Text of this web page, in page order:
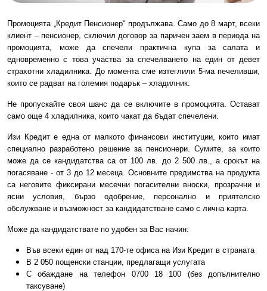
Промоцията „Кредит Пенсионер“ продължава. Само до 8 март, всеки
клиент – пенсионер, сключил договор за паричен заем в периода на
промоцията, може да спечели практична купа за салата и
едновременно с това участва за спечелването на един от девет
страхотни хладилника. До момента сме изтеглили 5-ма печеливши,
които се радват на големия подарък – хладилник.
Не пропускайте своя шанс да се включите в промоцията. Остават
само още 4 хладилника, които чакат да бъдат спечелени.
Изи Кредит е една от малкото финансови институции, които имат
специално разработено решение за пенсионери. Сумите, за които
може да се кандидатства са от 100 лв. до 2 500 лв., а срокът на
погасяване - от 3 до 12 месеца. Основните предимства на продукта
са неговите фиксирани месечни погасителни вноски, прозрачни и
ясни условия, бързо одобрение, персонално и приятелско
обслужване и възможност за кандидатстване само с лична карта.
Може да кандидатствате по удобен за Вас начин:
Във всеки един от над 170-те офиса на Изи Кредит в страната
В 2 050 пощенски станции, предлагащи услугата
С обаждане на телефон 0700 18 100 (без допълнително
таксуване)